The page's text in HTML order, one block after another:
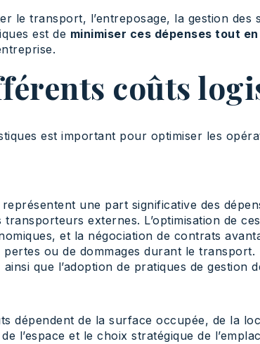
le transport, l’entreposage, la gestion des
est de minimiser ces dépenses tout
coûts
est important pour optimiser les
une part significative des
externes. L’optimisation de
et la négociation de contrats
ou de dommages durant le
que l’adoption de pratiques de gestion
dépendent de la surface occupée, de la
l’espace et le choix stratégique de